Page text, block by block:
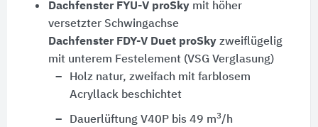
Dachfenster FYU-V proSkymit höher
versetzter Schwingachse
Dachfenster FDY-V Duet proSkyzweiflügelig
mit unterem Festelement (VSG Verglasung)
Holz natur, zweifach mit farblosem
Acryllack beschichtet
Dauerlüftung V40P bis 49 m3/h